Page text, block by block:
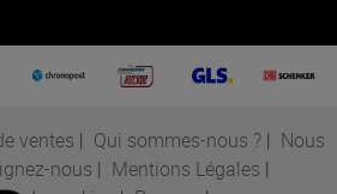
ventes | Qui sommes-nous ? | Nous
nous | Mentions Légales |